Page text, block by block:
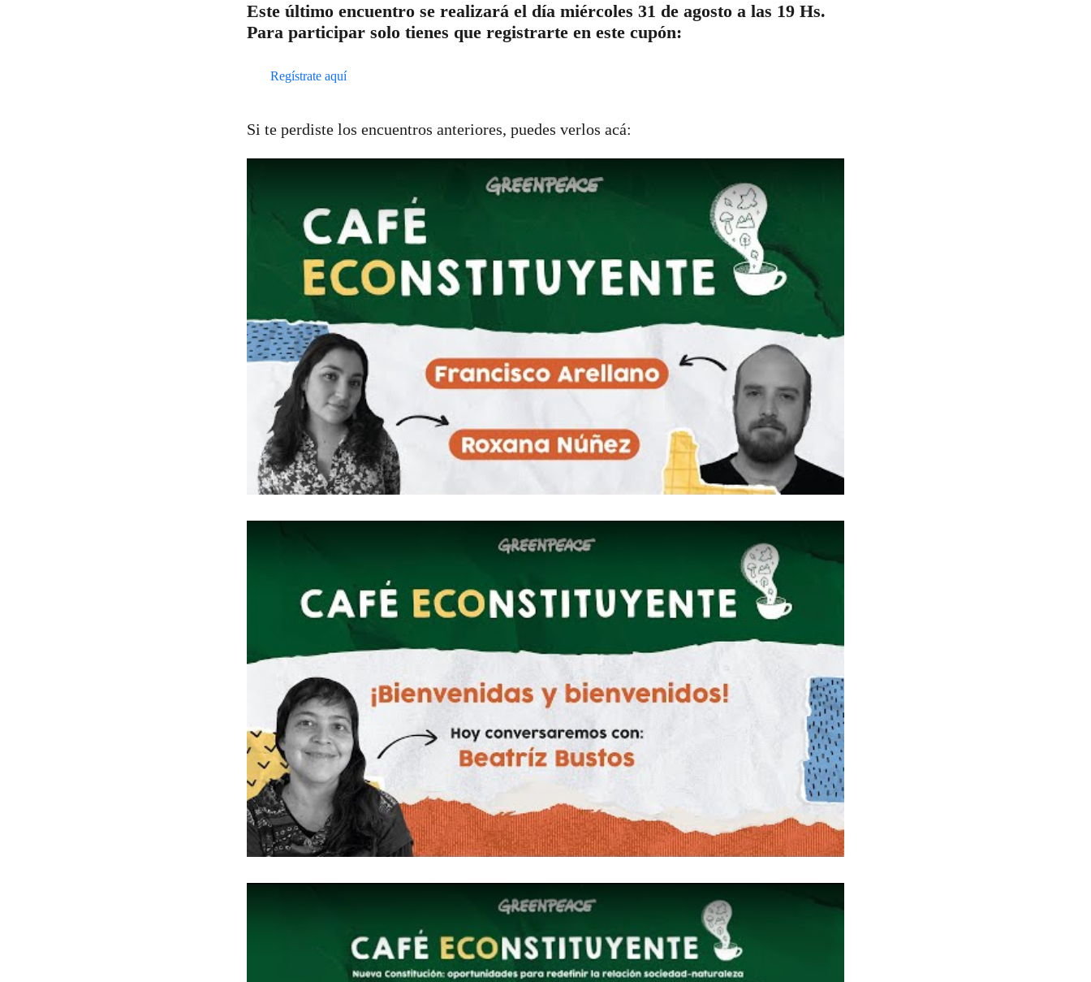
Este último encuentro se realizará el día miércoles 31 de agosto a las 19 Hs.
Para participar solo tienes que registrarte en este cupón:
Regístrate aquí
Si te perdiste los encuentros anteriores, puedes verlos acá: